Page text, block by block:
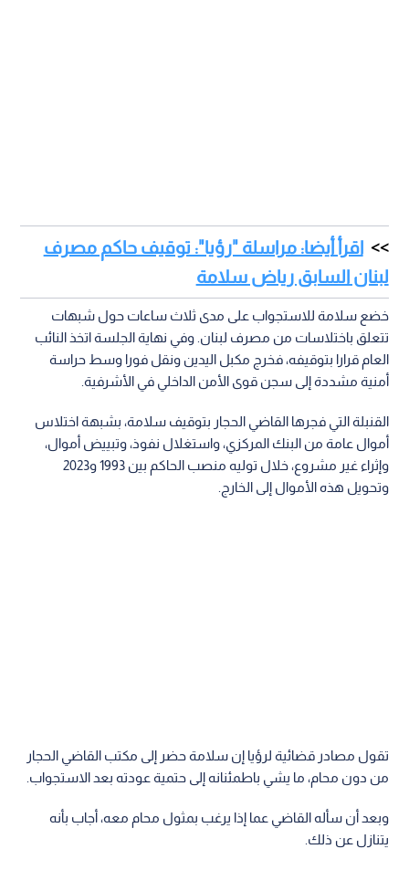
اقرأ أيضا: مراسلة "رؤيا": توقيف حاكم مصرف
لبنان السابق رياض سلامة
خضع سلامة للاستجواب على مدى ثلاث ساعات حول شبهات
تتعلق باختلاسات من مصرف لبنان. وفي نهاية الجلسة اتخذ النائب
العام قرارا بتوقيفه، فخرج مكبل اليدين ونقل فورا وسط حراسة
أمنية مشددة إلى سجن قوى الأمن الداخلي في الأشرفية.
القنبلة التي فجرها القاضي الحجار بتوقيف سلامة، بشبهة اختلاس
أموال عامة من البنك المركزي، واستغلال نفوذ، وتبييض أموال،
وإثراء غير مشروع، خلال توليه منصب الحاكم بين 1993 و2023
وتحويل هذه الأموال إلى الخارج.
تقول مصادر قضائية لرؤيا إن سلامة حضر إلى مكتب القاضي الحجار
من دون محام، ما يشي باطمئنانه إلى حتمية عودته بعد الاستجواب.
وبعد أن سأله القاضي عما إذا يرغب بمثول محام معه، أجاب بأنه
يتنازل عن ذلك.